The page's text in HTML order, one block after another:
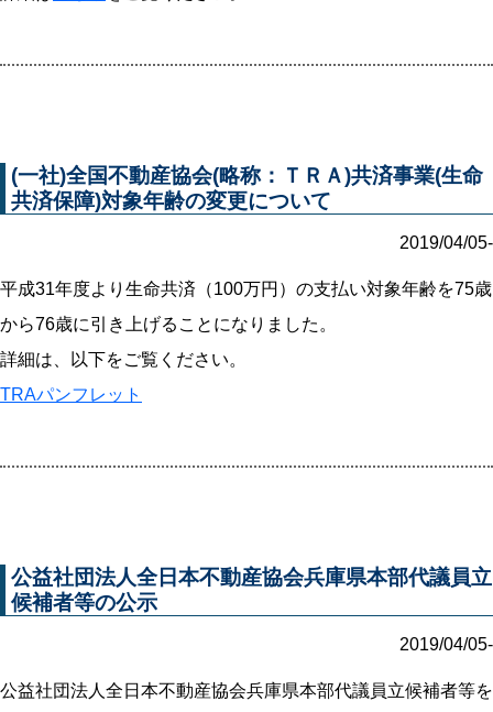
(一社)全国不動産協会(略称：ＴＲＡ)共済事業(生命
共済保障)対象年齢の変更について
2019/04/05-
平成31年度より生命共済（100万円）の支払い対象年齢を75歳
から76歳に引き上げることになりました。
詳細は、以下をご覧ください。
TRAパンフレット
公益社団法人全日本不動産協会兵庫県本部代議員立
候補者等の公示
2019/04/05-
公益社団法人全日本不動産協会兵庫県本部代議員立候補者等を